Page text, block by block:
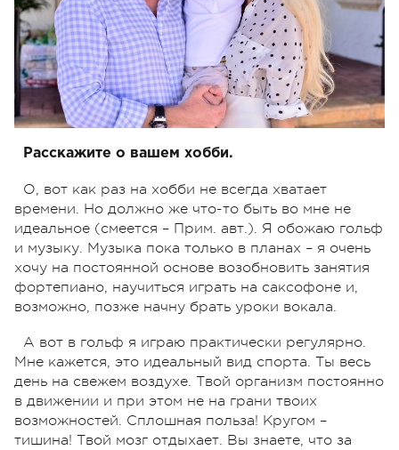
Расскажите о вашем хобби.
О, вот как раз на хобби не всегда хватает
времени. Но должно же что-то быть во мне не
идеальное (смеется – Прим. авт.). Я обожаю гольф
и музыку. Музыка пока только в планах – я очень
хочу на постоянной основе возобновить занятия
фортепиано, научиться играть на саксофоне и,
возможно, позже начну брать уроки вокала.
А вот в гольф я играю практически регулярно.
Мне кажется, это идеальный вид спорта. Ты весь
день на свежем воздухе. Твой организм постоянно
в движении и при этом не на грани твоих
возможностей. Сплошная польза! Кругом –
тишина! Твой мозг отдыхает. Вы знаете, что за